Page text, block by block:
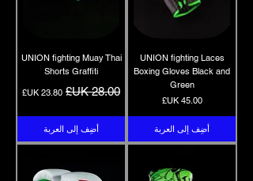
UNION fighting Laces
Boxing Gloves Black and
Green
السعر‏45.00 UK£
أضِف إلى العربة
UNION fighting Muay Thai
Shorts Graffiti
سعر عادي
أضِف إلى العربة